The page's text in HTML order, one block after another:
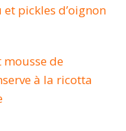
pickles d’oignon
de
à la ricotta